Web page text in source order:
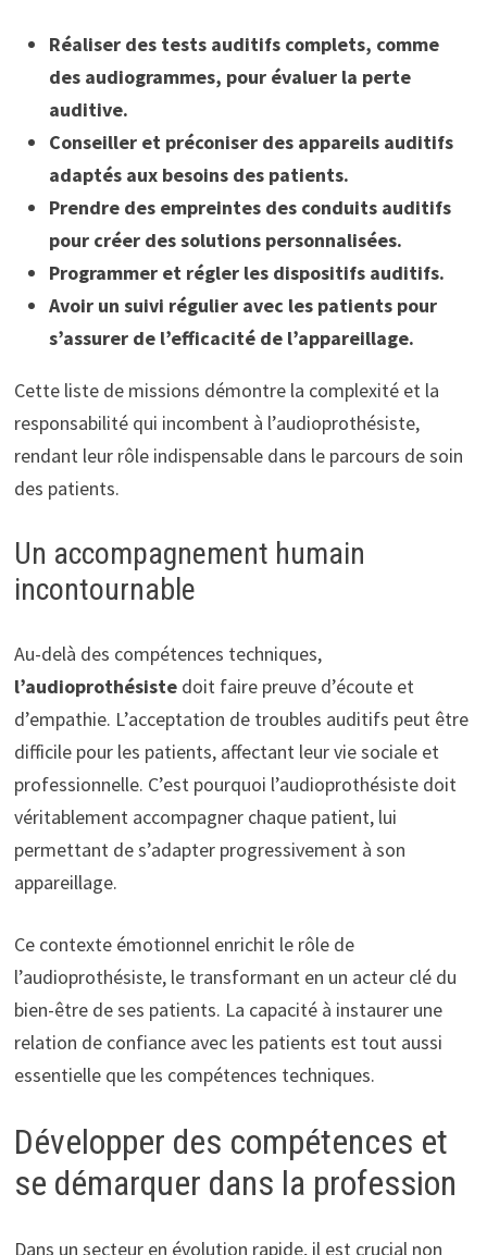
Réaliser des tests auditifs complets, comme
des audiogrammes, pour évaluer la perte
auditive.
Conseiller et préconiser des appareils auditifs
adaptés aux besoins des patients.
Prendre des empreintes des conduits auditifs
pour créer des solutions personnalisées.
Programmer et régler les dispositifs auditifs.
Avoir un suivi régulier avec les patients pour
s’assurer de l’efficacité de l’appareillage.
Cette liste de missions démontre la complexité et la
responsabilité qui incombent à l’audioprothésiste,
rendant leur rôle indispensable dans le parcours de soin
des patients.
Un accompagnement humain
incontournable
Au-delà des compétences techniques,
l’audioprothésistedoit faire preuve d’écoute et
d’empathie. L’acceptation de troubles auditifs peut être
difficile pour les patients, affectant leur vie sociale et
professionnelle. C’est pourquoi l’audioprothésiste doit
véritablement accompagner chaque patient, lui
permettant de s’adapter progressivement à son
appareillage.
Ce contexte émotionnel enrichit le rôle de
l’audioprothésiste, le transformant en un acteur clé du
bien-être de ses patients. La capacité à instaurer une
relation de confiance avec les patients est tout aussi
essentielle que les compétences techniques.
Développer des compétences et
se démarquer dans la profession
Dans un secteur en évolution rapide, il est crucial non